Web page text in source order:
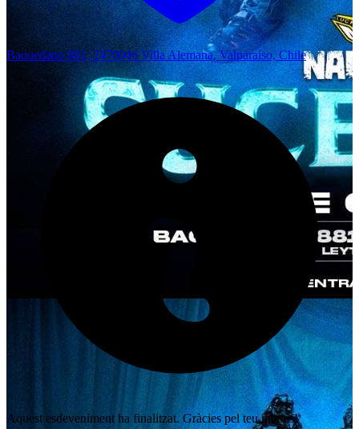
Baquedano 881, 2470046 Villa Alemana, Valparaíso, Chile
Aquest esdeveniment ha finalitzat. Gràcies pel teu interès!